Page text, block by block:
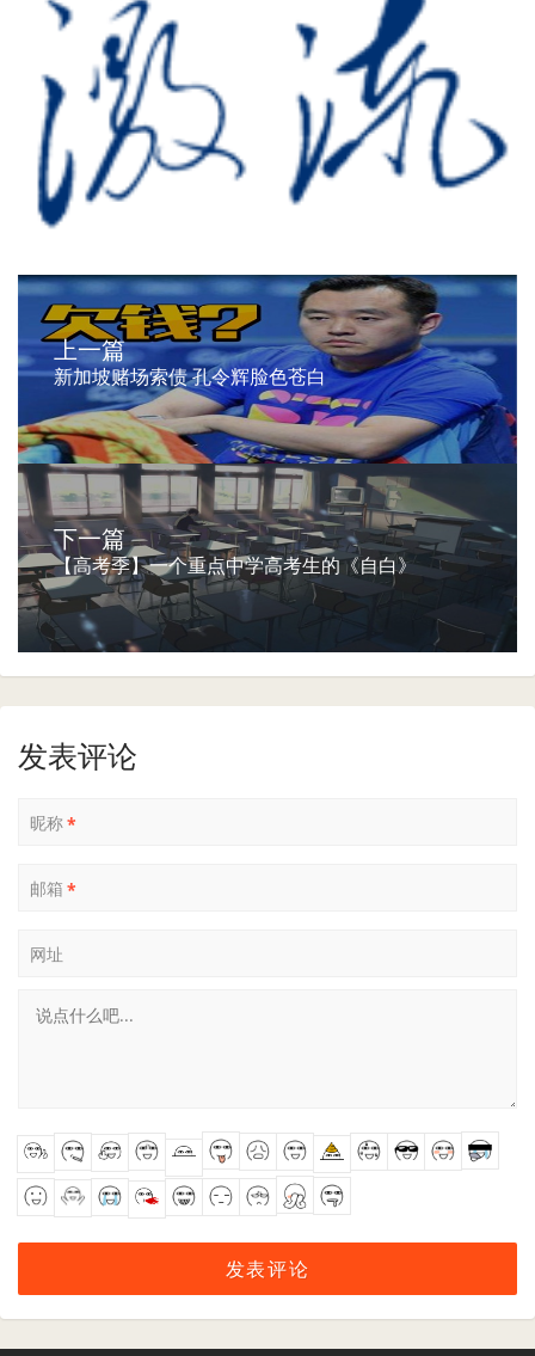
上一篇
新加坡赌场索债 孔令辉脸色苍白
下一篇
【高考季】一个重点中学高考生的《自白》
发表评论
昵称*
邮箱 *
网址